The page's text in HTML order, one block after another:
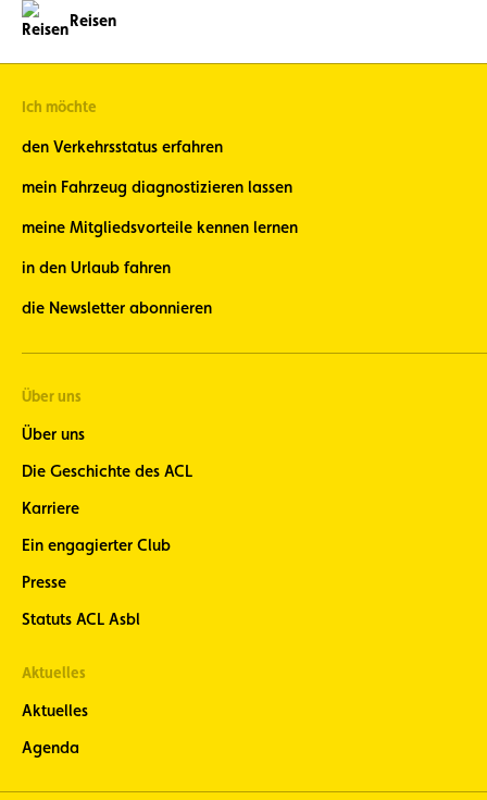
Reisen
Ich möchte
den Verkehrsstatus erfahren
mein Fahrzeug diagnostizieren lassen
meine Mitgliedsvorteile kennen lernen
in den Urlaub fahren
die Newsletter abonnieren
Über uns
Über uns
Die Geschichte des ACL
Karriere
Ein engagierter Club
Presse
Statuts ACL Asbl
Aktuelles
Aktuelles
Agenda